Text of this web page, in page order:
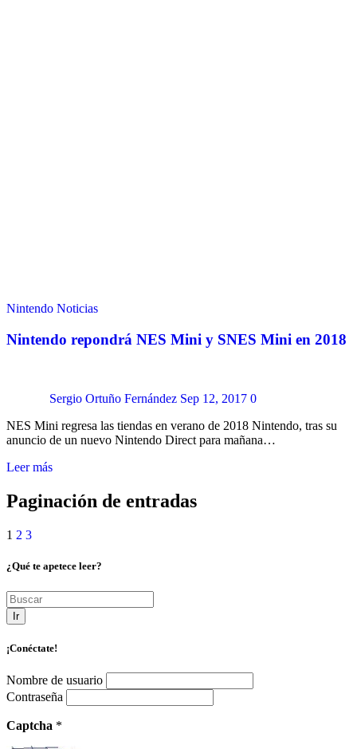
Nintendo Noticias
Nintendo repondrá NES Mini y SNES Mini en 2018
Sergio Ortuño Fernández Sep 12, 2017 0
NES Mini regresa las tiendas en verano de 2018 Nintendo, tras su
anuncio de un nuevo Nintendo Direct para mañana…
Leer más
Paginación de entradas
1 2 3
¿Qué te apetece leer?
Ir
¡Conéctate!
Nombre de usuario
Contraseña
Captcha *